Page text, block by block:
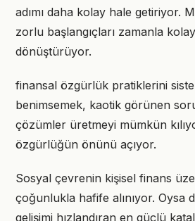
adımı daha kolay hale getiriyor.
zorlu başlangıçları zamanla
dönüştürüyor.
finansal özgürlük pratiklerini
benimsemek, kaotik görünen
çözümler üretmeyi mümkün
özgürlüğün önünü açıyor.
Sosyal çevrenin kişisel finans
çoğunlukla hafife alınıyor. Oysa
gelişimi hızlandıran en güçlü